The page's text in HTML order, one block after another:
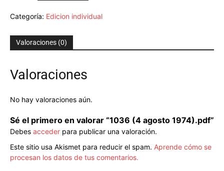
1974).pdf
Categoría: Edicion individual
Valoraciones (0)
Valoraciones
No hay valoraciones aún.
Sé el primero en valorar “1036 (4 agosto 1974).pdf”
Debes acceder para publicar una valoración.
Este sitio usa Akismet para reducir el spam. Aprende cómo se
procesan los datos de tus comentarios.